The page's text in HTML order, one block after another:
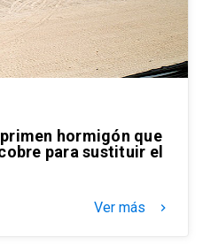
hormigón que
para sustituir el
Ver más keyboard_arrow_right